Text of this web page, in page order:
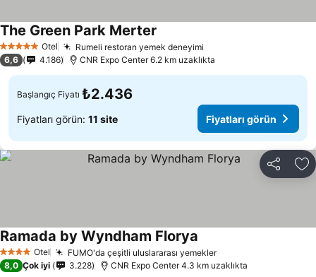
5 Yıldız Otel Rumeli restoran yemek deneyimi
The Green Park Merter
6,6 4.186 CNR Expo Center 6.2 km uzaklıkta
Başlangıç Fiyatı ₺2.436
Fiyatları görün: 11 site Fiyatları görün
Paylaş
4 Yıldız Otel FUMO'da çeşitli uluslararası yemekler
Ramada by Wyndham Florya
8,0 Çok iyi 3.228 CNR Expo Center 4.3 km uzaklıkta